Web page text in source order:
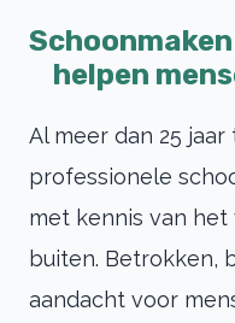
helpen
Al meer dan 25
professionele
met kennis van het
buiten. Betrokken,
aandacht voor